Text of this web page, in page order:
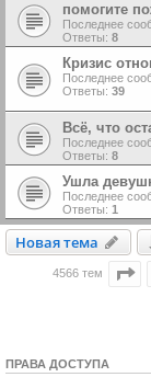
помогите
Последнее
Ответы: 8
Кризис
Последнее
Ответы: 39
Всё, что
Последнее
Ответы: 8
Ушла
Последнее
Ответы: 1
Новая тема
Новаятема
4566 тем
ПРАВА ДОСТУПА